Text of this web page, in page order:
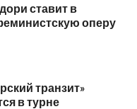
ставит в
оперу
транзит»
в турне